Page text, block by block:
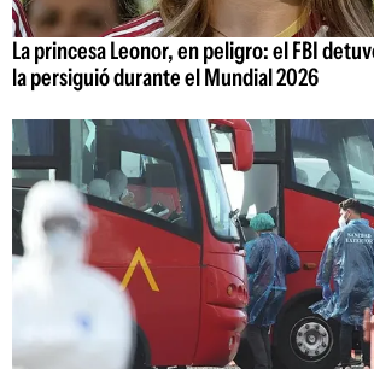
La princesa Leonor, en peligro: el FBI
la persiguió durante el Mundial 2026